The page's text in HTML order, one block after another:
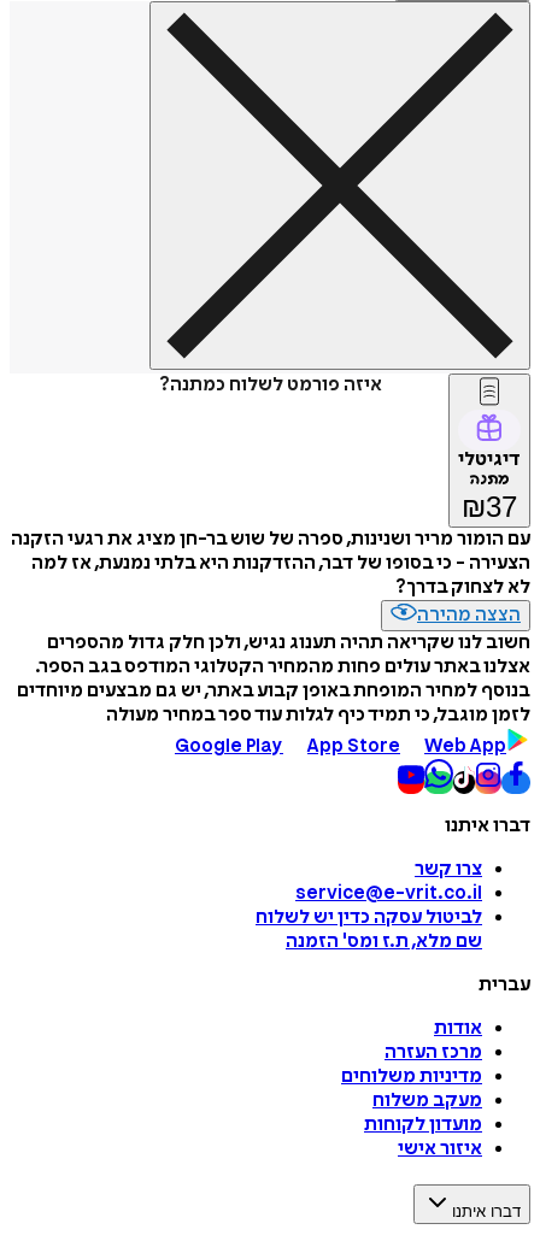
איזה פורמט לשלוח כמתנה?
דיגיטלי
מתנה
₪37
עם הומור מריר ושנינות, ספרה של שוש בר-חן מציג את רגעי הזקנה
הצעירה - כי בסופו של דבר, ההזדקנות היא בלתי נמנעת, אז למה
לא לצחוק בדרך?
הצצה מהירה
חשוב לנו שקריאה תהיה תענוג נגיש, ולכן חלק גדול מהספרים
אצלנו באתר עולים פחות מהמחיר הקטלוגי המודפס בגב הספר.
בנוסף למחיר המופחת באופן קבוע באתר, יש גם מבצעים מיוחדים
לזמן מוגבל, כי תמיד כיף לגלות עוד ספר במחיר מעולה
Google Play
App Store Web App
דברו איתנו
צרו קשר
service@e-vrit.co.il
לביטול עסקה כדין יש לשלוח
שם מלא, ת.ז ומס' הזמנה
עברית
אודות
מרכז העזרה
מדיניות משלוחים
מעקב משלוח
מועדון לקוחות
איזור אישי
דברו איתנו